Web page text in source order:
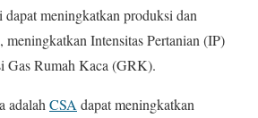
meningkatkan produksi dan
Intensitas Pertanian (IP)
Gas Rumah Kaca (GRK).
adalah CSA dapat meningkatkan